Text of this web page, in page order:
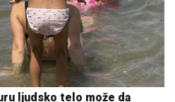
ljudsko telo može da